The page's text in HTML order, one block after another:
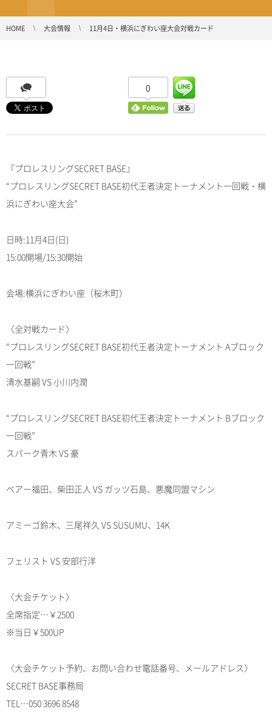
HOME 大会情報 11月4日・横浜にぎわい座大会対戦カード
0
『プロレスリングSECRET BASE』
“プロレスリングSECRET BASE初代王者決定トーナメント一回戦・横
浜にぎわい座大会”
日時:11月4日(日)
15:00開場/15:30開始
会場:横浜にぎわい座（桜木町）
〈全対戦カード〉
“プロレスリングSECRET BASE初代王者決定トーナメント Aブロック
一回戦”
清水基嗣 VS 小川内潤
“プロレスリングSECRET BASE初代王者決定トーナメント Bブロック
一回戦”
スパーク青木 VS 豪
ベアー福田、柴田正人 VS ガッツ石島、悪魔同盟マシン
アミーゴ鈴木、三尾祥久 VS SUSUMU、14K
フェリスト VS 安部行洋
〈大会チケット〉
全席指定…￥2500
※当日￥500UP
〈大会チケット予約、お問い合わせ電話番号、メールアドレス〉
SECRET BASE事務局
TEL…050 3696 8548